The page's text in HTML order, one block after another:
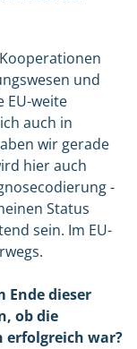
und
EU-weite
auch in
wir gerade
hier auch
-
Status
sein. Im EU-
Ende dieser
ob die
erfolgreich war?